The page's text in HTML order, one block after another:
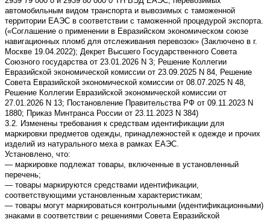
автомобильным видом транспорта и вывозимых с таможенной
территории ЕАЭС в соответствии с таможенной процедурой экспорта.
(«Соглашение о применении в Евразийском экономическом союзе
навигационных пломб для отслеживания перевозок» (Заключено в г.
Москве 19.04.2022); Декрет Высшего Государственного Совета
Союзного государства от 23.01.2026 N 3; Решение Коллегии
Евразийской экономической комиссии от 23.09.2025 N 84, Решение
Совета Евразийской экономической комиссии от 08.07.2025 N 48,
Решение Коллегии Евразийской экономической комиссии от
27.01.2026 N 13; Постановление Правительства РФ от 09.11.2023 N
1880; Приказ Минтранса России от 23.11.2023 N 384)
3.2. Изменены требования к средствам идентификации для
маркировки предметов одежды, принадлежностей к одежде и прочих
изделий из натурального меха в рамках ЕАЭС.
Установлено, что:
— маркировке подлежат товары, включенные в установленный
перечень;
— товары маркируются средствами идентификации,
соответствующими установленным характеристикам;
— товары могут маркироваться контрольными (идентификационными)
знаками в соответствии с решениями Совета Евразийской